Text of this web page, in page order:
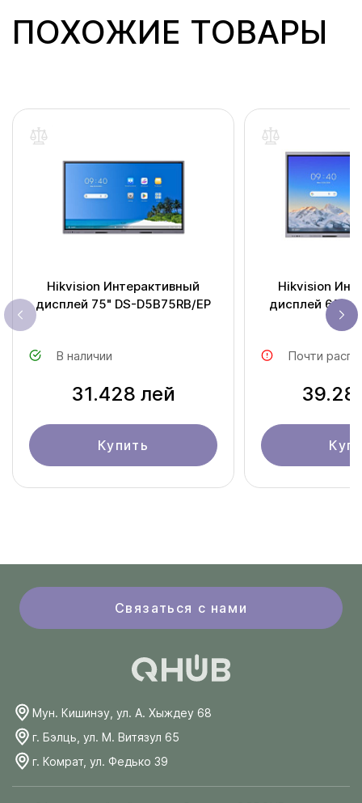
ПОХОЖИЕ ТОВАРЫ
Hikvision Интерактивный
дисплей 75" DS-D5B75RB/EP
В наличии
31.428 лей
Купить
Hikvision
дисплей 65" DS-D5C65RB/B
Почти
Связаться с нами
Мун. Кишинэу, ул. А. Хыждеу 68
г. Бэлць, ул. М. Витязул 65
г. Комрат, ул. Федько 39